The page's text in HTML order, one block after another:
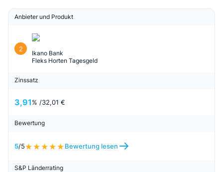
Anbieter und Produkt
2
Ikano Bank
Fleks Horten Tagesgeld
Zinssatz
3,91% /32,01 €
Bewertung
5/5 Bewertung lesen
S&P Länderrating